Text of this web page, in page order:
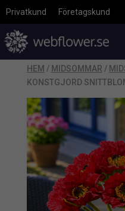
Privatkund Företagskund
HEM / MIDSOMMAR /
KONSTGJORD